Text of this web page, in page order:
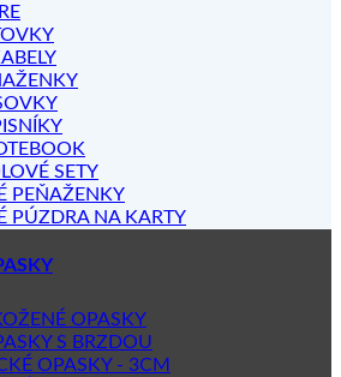
SETY
PEŇAŽENKY
PÚZDRA NA KARTY
OPASKY
S BRZDOU
OPASKY - 3CM